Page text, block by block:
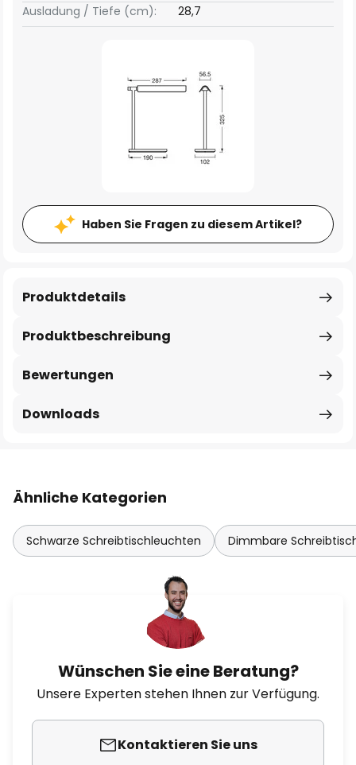
Ausladung / Tiefe (cm):
28,7
Haben Sie Fragen zu diesem Artikel?
Produktbeschreibung
Produktdetails
Bewertungen
Downloads
Ähnliche Kategorien
Schwarze Schreibtischleuchten Dimmbare
Wünschen Sie eine Beratung?
Unsere Experten stehen Ihnen zur Verfügung.
Kontaktieren Sie uns